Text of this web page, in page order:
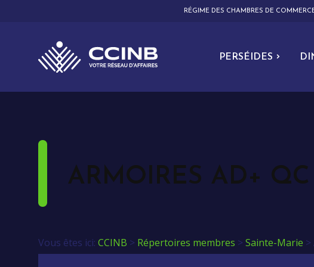
RÉGIME DES CHAMBRES DE
PERSÉIDES
ARMOIRES AD+
Vous êtes ici: CCINB > Répertoires membres > Sainte-Marie >